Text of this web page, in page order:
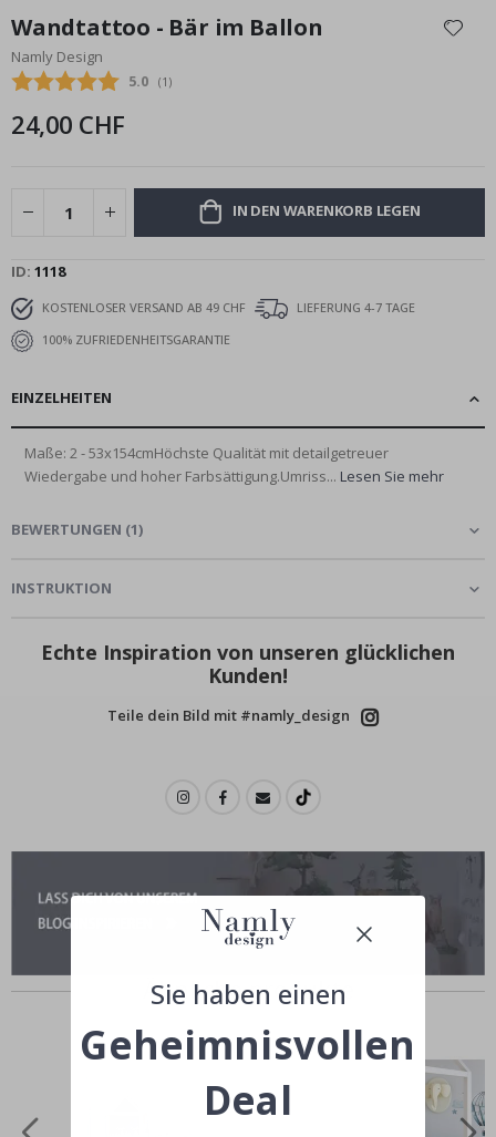
der
Bildgalerie
springen
Wandtattoo - Bär im Ballon
Namly Design
Durchschnittliche Bewertung:
5.0 (abgegebene bewertungen:
1 )
24,00 CHF
IN DEN WARENKORB LEGEN
ID 1118
KOSTENLOSER VERSAND AB 49 CHF
LIEFERUNG 4-7 TAGE
100% ZUFRIEDENHEITSGARANTIE
EINZELHEITEN
Maße: 2 - 53x154cmHöchste Qualität mit detailgetreuer
Wiedergabe und hoher Farbsättigung.Umriss... Lesen Sie mehr
BEWERTUNGEN (1)
INSTRUKTION
Echte Inspiration von unseren glücklichen
Kunden!
Teile dein Bild mit #namly_design
Ähnliche produkte
Sie haben einen
Geheimnisvollen
Deal